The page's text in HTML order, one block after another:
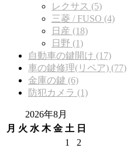
レクサス (5)
三菱 / FUSO (4)
日産 (18)
日野 (1)
自動車の鍵開け (17)
車の鍵修理(リペア) (77)
金庫の鍵 (6)
防犯カメラ (1)
2026年8月
月 火 水 木 金 土 日
1
2